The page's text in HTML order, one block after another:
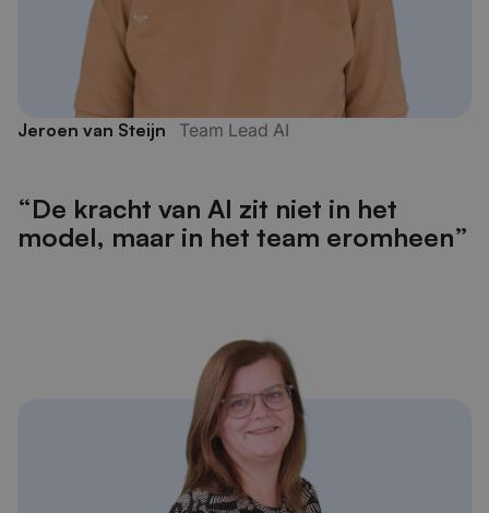
Jeroen van Steijn Team Lead AI
“De kracht van AI zit niet in het
model, maar in het team eromheen”